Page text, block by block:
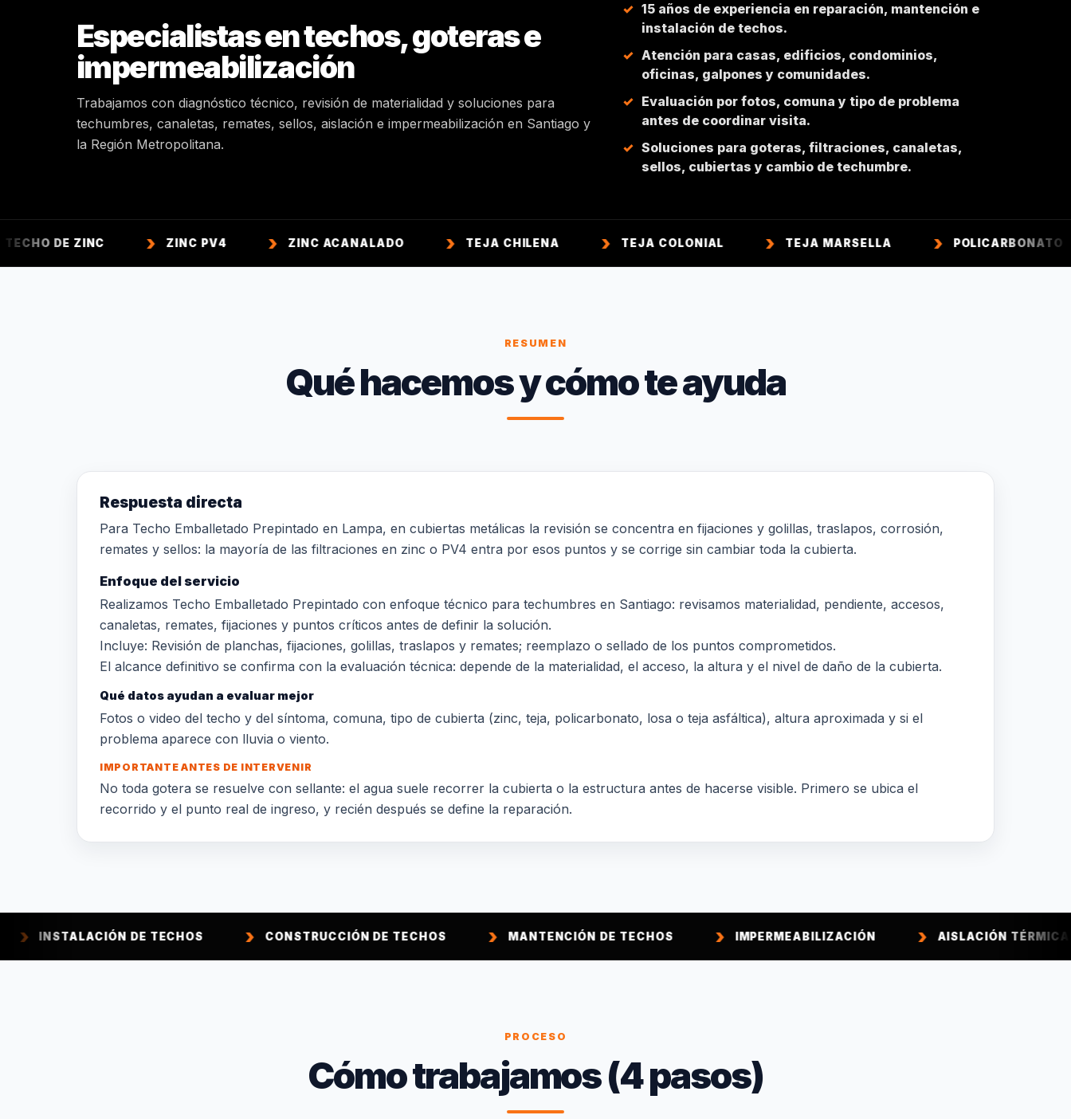
Especialistas en techos, goteras e
impermeabilización
Trabajamos con diagnóstico técnico, revisión de materialidad y soluciones para
techumbres, canaletas, remates, sellos, aislación e impermeabilización en Santiago y
la Región Metropolitana.
15 años de experiencia en reparación, mantención e
instalación de techos.
Atención para casas, edificios, condominios,
oficinas, galpones y comunidades.
Evaluación por fotos, comuna y tipo de problema
antes de coordinar visita.
Soluciones para goteras, filtraciones, canaletas,
sellos, cubiertas y cambio de techumbre.
ZINC ZINC PV4 ZINC ACANALADO TEJA CHILENA TEJA COLONIAL TEJA MARSELLA POLICARBONATO
RESUMEN
Qué hacemos y cómo te ayuda
Respuesta directa
Para Techo Emballetado Prepintado en Lampa, en cubiertas metálicas la revisión se concentra en fijaciones y golillas, traslapos, corrosión,
remates y sellos: la mayoría de las filtraciones en zinc o PV4 entra por esos puntos y se corrige sin cambiar toda la cubierta.
Enfoque del servicio
Realizamos Techo Emballetado Prepintado con enfoque técnico para techumbres en Santiago: revisamos materialidad, pendiente, accesos,
canaletas, remates, fijaciones y puntos críticos antes de definir la solución.
Incluye: Revisión de planchas, fijaciones, golillas, traslapos y remates; reemplazo o sellado de los puntos comprometidos.
El alcance definitivo se confirma con la evaluación técnica: depende de la materialidad, el acceso, la altura y el nivel de daño de la cubierta.
Qué datos ayudan a evaluar mejor
Fotos o video del techo y del síntoma, comuna, tipo de cubierta (zinc, teja, policarbonato, losa o teja asfáltica), altura aproximada y si el
problema aparece con lluvia o viento.
IMPORTANTE ANTES DE INTERVENIR
No toda gotera se resuelve con sellante: el agua suele recorrer la cubierta o la estructura antes de hacerse visible. Primero se ubica el
recorrido y el punto real de ingreso, y recién después se define la reparación.
DE TECHOS CONSTRUCCIÓN DE TECHOS MANTENCIÓN DE TECHOS IMPERMEABILIZACIÓN AISLACIÓN TÉRMICA
PROCESO
Cómo trabajamos (4 pasos)